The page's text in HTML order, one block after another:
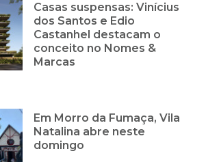
Casas suspensas: Vinícius
dos Santos e Edio
Castanhel destacam o
conceito no Nomes &
Marcas
Em Morro da Fumaça, Vila
Natalina abre neste
domingo